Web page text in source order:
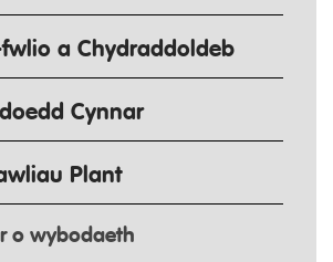
a Chydraddoldeb
Cynnar
Plant
o wybodaeth